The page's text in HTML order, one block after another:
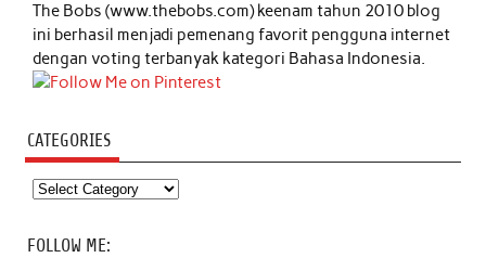
The Bobs (www.thebobs.com) keenam tahun 2010 blog
ini berhasil menjadi pemenang favorit pengguna internet
dengan voting terbanyak kategori Bahasa Indonesia.
CATEGORIES
Categories
FOLLOW ME: